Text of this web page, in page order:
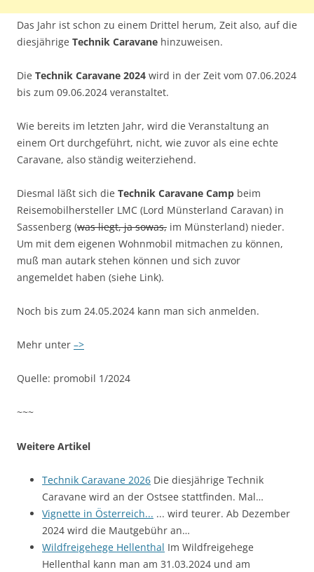
Das Jahr ist schon zu einem Drittel herum, Zeit also, auf die
diesjährige Technik Caravane hinzuweisen.
Die Technik Caravane 2024 wird in der Zeit vom 07.06.2024
bis zum 09.06.2024 veranstaltet.
Wie bereits im letzten Jahr, wird die Veranstaltung an
einem Ort durchgeführt, nicht, wie zuvor als eine echte
Caravane, also ständig weiterziehend.
Diesmal läßt sich die Technik Caravane Camp beim
Reisemobilhersteller LMC (Lord Münsterland Caravan) in
Sassenberg (was liegt, ja sowas, im Münsterland) nieder.
Um mit dem eigenen Wohnmobil mitmachen zu können,
muß man autark stehen können und sich zuvor
angemeldet haben (siehe Link).
Noch bis zum 24.05.2024 kann man sich anmelden.
Mehr unter –>
Quelle: promobil 1/2024
~~~
Weitere Artikel
Technik Caravane 2026 Die diesjährige Technik
Caravane wird an der Ostsee stattfinden. Mal…
Vignette in Österreich... ... wird teurer. Ab Dezember
2024 wird die Mautgebühr an…
Wildfreigehege Hellenthal Im Wildfreigehege
Hellenthal kann man am 31.03.2024 und am